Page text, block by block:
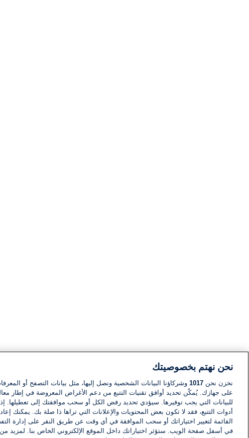
نحن نهتم بخصوصيتك
نخزن نحن 1017 وشركاؤنا البيانات الشخصية ونصل إليها، مثل بيانات التصفح أو
على جهازك. يُمكّن تحديد أوافق تقنيات التتبع من دعم الأغراض المعروضة في إطار
للبيانات التي يجب توفيرها. سيؤدي تحديد رفض الكل أو سحب موافقتك إلى تعطيلها.
أدوات التتبع، فقد لا تكون بعض المحتويات والإعلانات التي تراها ذا صلة بك. يمكنك
القائمة لتغيير اختياراتك أو سحب الموافقة في أي وقت عن طريق النقر على إدارة
في أسفل صفحة الويب. ستؤثر اختياراتك داخل الموقع الإلكتروني الخاص بنا. لمزيد من